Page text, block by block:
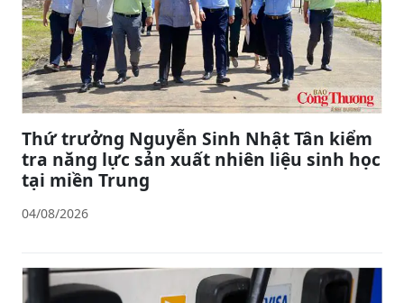
Thứ trưởng Nguyễn Sinh Nhật Tân kiểm
tra năng lực sản xuất nhiên liệu sinh học
tại miền Trung
04/08/2026